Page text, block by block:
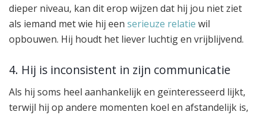
dieper niveau, kan dit erop wijzen dat hij jou niet ziet
als iemand met wie hij een serieuze relatie wil
opbouwen. Hij houdt het liever luchtig en vrijblijvend.
4. Hij is inconsistent in zijn communicatie
Als hij soms heel aanhankelijk en geïnteresseerd lijkt,
terwijl hij op andere momenten koel en afstandelijk is,